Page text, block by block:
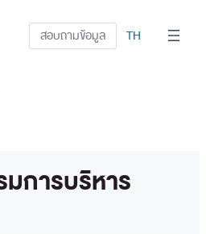
สอบถามข้อมูล TH
การบริหาร